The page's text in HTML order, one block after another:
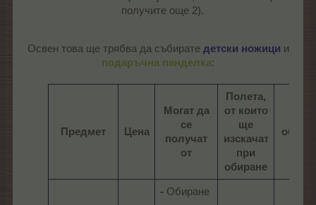
получите още 2).
Освен това ще трябва да събирате детски ножици и
подаръчна панделка:​
Предмет Цена
Могат да
се
получат
от
Полета,
от които
ще
изскачат
при
обиране
- Обиране